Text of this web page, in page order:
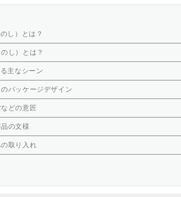
し）とは？
し）とは？
主なシーン
パッケージデザイン
どの意匠
の文様
取り入れ